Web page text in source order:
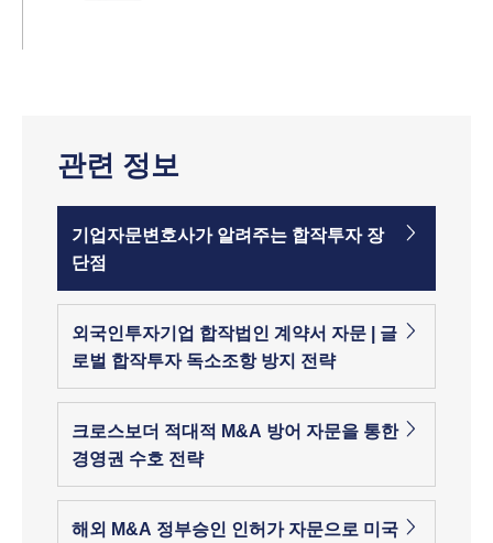
관련 정보
기업자문변호사가 알려주는 합작투자 장
단점
외국인투자기업 합작법인 계약서 자문 | 글
로벌 합작투자 독소조항 방지 전략
크로스보더 적대적 M&A 방어 자문을 통한
경영권 수호 전략
해외 M&A 정부승인 인허가 자문으로 미국